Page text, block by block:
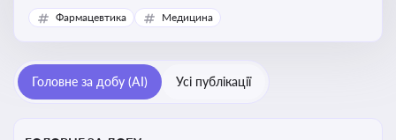
лікарських засобів для легальної роботи компаній та
аптек, з дотриманням стандартів якості та безпеки
Фармацевтика Медицина
Головне за добу (AI) Усі публікації